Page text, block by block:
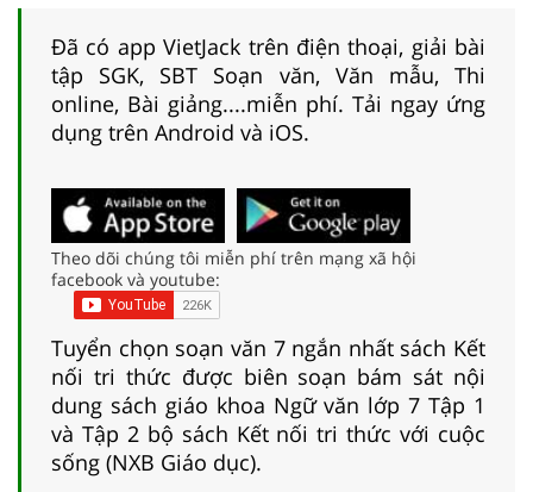
Đã có app VietJack trên điện thoại, giải bài
tập SGK, SBT Soạn văn, Văn mẫu, Thi
online, Bài giảng....miễn phí. Tải ngay ứng
dụng trên Android và iOS.
Theo dõi chúng tôi miễn phí trên mạng xã hội
facebook và youtube:
Tuyển chọn soạn văn 7 ngắn nhất sách Kết
nối tri thức được biên soạn bám sát nội
dung sách giáo khoa Ngữ văn lớp 7 Tập 1
và Tập 2 bộ sách Kết nối tri thức với cuộc
sống (NXB Giáo dục).